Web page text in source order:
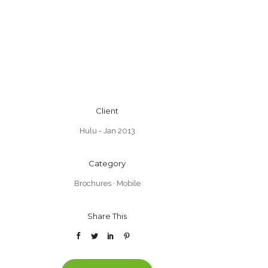
Client
Hulu - Jan 2013
Category
Brochures· Mobile
Share This